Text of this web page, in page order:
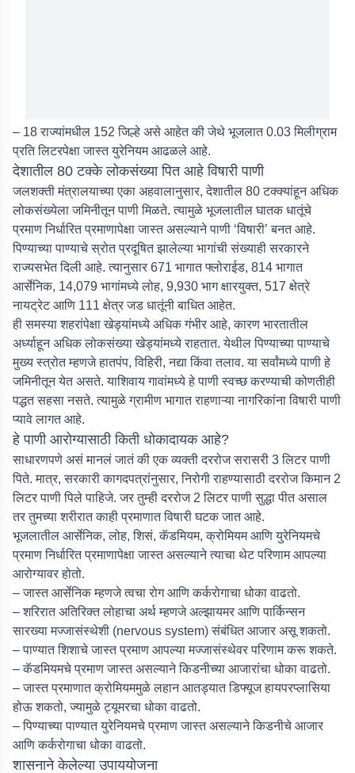
– 18 राज्यांमधील 152 जिल्हे असे आहेत की जेथे भूजलात 0.03 मिलीग्राम
प्रति लिटरपेक्षा जास्त युरेनियम आढळले आहे.
देशातील 80 टक्के लोकसंख्या पित आहे विषारी पाणी
जलशक्ती मंत्रालयाच्या एका अहवालानुसार, देशातील 80 टक्क्यांहून अधिक
लोकसंख्येला जमिनीतून पाणी मिळते. त्यामुळे भूजलातील घातक धातूंचे
प्रमाण निर्धारित प्रमाणापेक्षा जास्त असल्याने पाणी ‘विषारी’ बनत आहे.
पिण्याच्या पाण्याचे स्रोत प्रदूषित झालेल्या भागांची संख्याही सरकारने
राज्यसभेत दिली आहे. त्यानुसार 671 भागात फ्लोराईड, 814 भागात
आर्सेनिक, 14,079 भागांमध्ये लोह, 9,930 भाग क्षारयुक्त, 517 क्षेत्रे
नायट्रेट आणि 111 क्षेत्र जड धातूंनी बाधित आहेत.
ही समस्या शहरांपेक्षा खेड्यांमध्ये अधिक गंभीर आहे, कारण भारतातील
अर्ध्याहून अधिक लोकसंख्या खेड्यांमध्ये राहतात. येथील पिण्याच्या पाण्याचे
मुख्य स्त्रोत म्हणजे हातपंप, विहिरी, नद्या किंवा तलाव. या सर्वांमध्ये पाणी हे
जमिनीतून येत असते. याशिवाय गावांमध्ये हे पाणी स्वच्छ करण्याची कोणतीही
पद्धत सहसा नसते. त्यामुळे ग्रामीण भागात राहणाऱ्या नागरिकांना विषारी पाणी
प्यावे लागत आहे.
हे पाणी आरोग्यासाठी किती धोकादायक आहे?
साधारणपणे असं मानलं जातं की एक व्यक्ती दररोज सरासरी 3 लिटर पाणी
पिते. मात्र, सरकारी कागदपत्रांनुसार, निरोगी राहण्यासाठी दररोज किमान 2
लिटर पाणी पिले पाहिजे. जर तुम्ही दररोज 2 लिटर पाणी सुद्धा पीत असाल
तर तुमच्या शरीरात काही प्रमाणात विषारी घटक जात आहे.
भूजलातील आर्सेनिक, लोह, शिसं, कॅडमियम, क्रोमियम आणि युरेनियमचे
प्रमाण निर्धारित प्रमाणापेक्षा जास्त असल्याने त्याचा थेट परिणाम आपल्या
आरोग्यावर होतो.
– जास्त आर्सेनिक म्हणजे त्वचा रोग आणि कर्करोगाचा धोका वाढतो.
– शरिरात अतिरिक्त लोहाचा अर्थ म्हणजे अल्झायमर आणि पार्किन्सन
सारख्या मज्जासंस्थेशी (nervous system) संबंधित आजार असू शकतो.
– पाण्यात शिशाचे जास्त प्रमाण आपल्या मज्जासंस्थेवर परिणाम करू शकते.
– कॅडमियमचे प्रमाण जास्त असल्याने किडनीच्या आजारांचा धोका वाढतो.
– जास्त प्रमाणात क्रोमियममुळे लहान आतड्यात डिफ्यूज हायपरप्लासिया
होऊ शकतो, ज्यामुळे ट्यूमरचा धोका वाढतो.
– पिण्याच्या पाण्यात युरेनियमचे प्रमाण जास्त असल्याने किडनीचे आजार
आणि कर्करोगाचा धोका वाढतो.
शासनाने केलेल्या उपाययोजना